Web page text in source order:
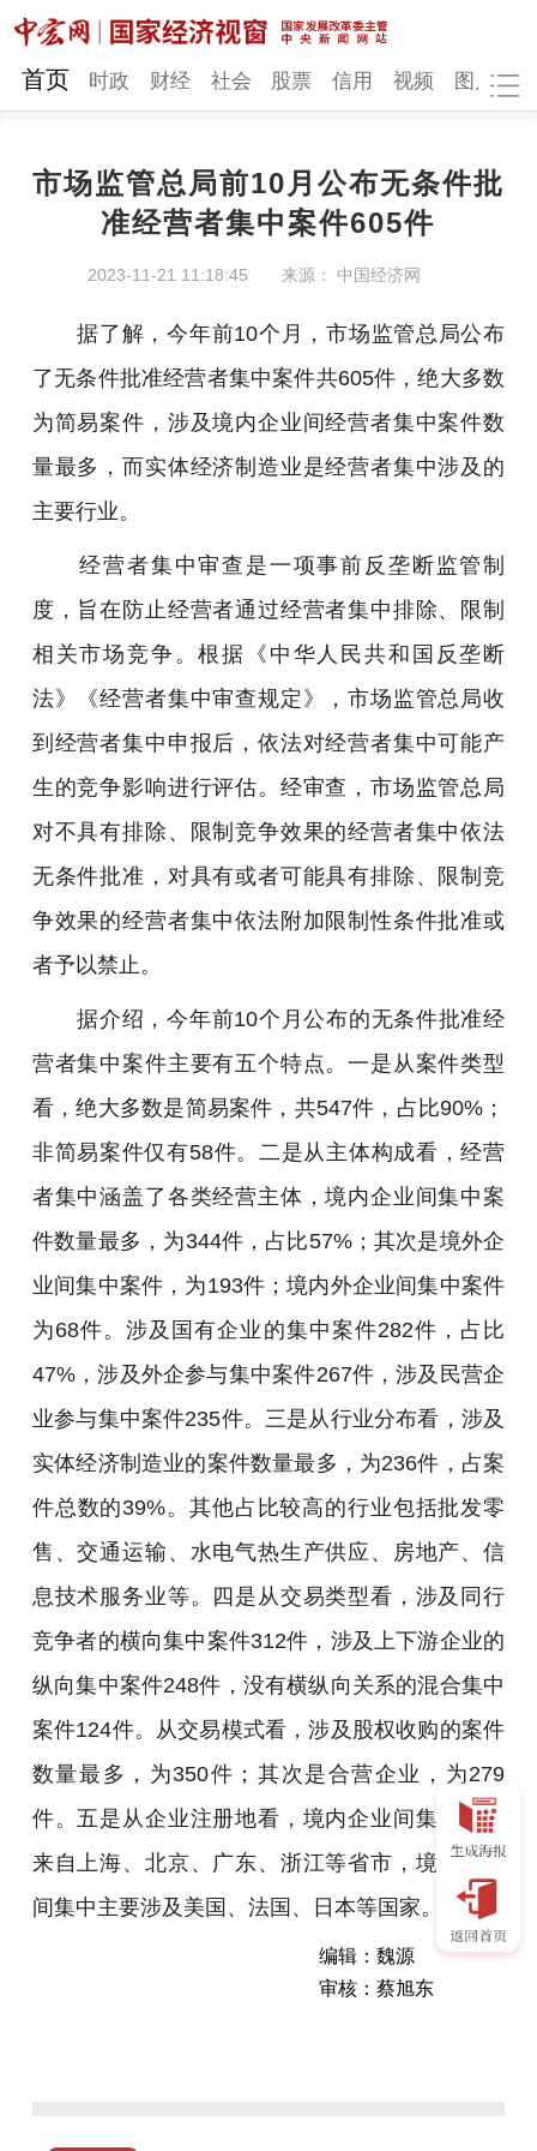
网站地图
时政 财经 社会
图片
地方发展
首页 时政 财经 社会 股票 信用 视频 图片
市场监管总局前10月公布无条件批
准经营者集中案件605件
2023-11-21 11:18:45 来源： 中国经济网
据了解，今年前10个月，市场监管总局公布
了无条件批准经营者集中案件共605件，绝大多数
为简易案件，涉及境内企业间经营者集中案件数
量最多，而实体经济制造业是经营者集中涉及的
主要行业。
经营者集中审查是一项事前反垄断监管制
度，旨在防止经营者通过经营者集中排除、限制
相关市场竞争。根据《中华人民共和国反垄断
法》《经营者集中审查规定》，市场监管总局收
到经营者集中申报后，依法对经营者集中可能产
生的竞争影响进行评估。经审查，市场监管总局
对不具有排除、限制竞争效果的经营者集中依法
无条件批准，对具有或者可能具有排除、限制竞
争效果的经营者集中依法附加限制性条件批准或
者予以禁止。
据介绍，今年前10个月公布的无条件批准经
营者集中案件主要有五个特点。一是从案件类型
看，绝大多数是简易案件，共547件，占比90%；
非简易案件仅有58件。二是从主体构成看，经营
者集中涵盖了各类经营主体，境内企业间集中案
件数量最多，为344件，占比57%；其次是境外企
业间集中案件，为193件；境内外企业间集中案件
为68件。涉及国有企业的集中案件282件，占比
47%，涉及外企参与集中案件267件，涉及民营企
业参与集中案件235件。三是从行业分布看，涉及
实体经济制造业的案件数量最多，为236件，占案
件总数的39%。其他占比较高的行业包括批发零
售、交通运输、水电气热生产供应、房地产、信
息技术服务业等。四是从交易类型看，涉及同行
竞争者的横向集中案件312件，涉及上下游企业的
纵向集中案件248件，没有横纵向关系的混合集中
案件124件。从交易模式看，涉及股权收购的案件
数量最多，为350件；其次是合营企业，为279
件。五是从企业注册地看，境内企业间集中主要
来自上海、北京、广东、浙江等省市，境外企业
间集中主要涉及美国、法国、日本等国家。
编辑：魏源
审核：蔡旭东